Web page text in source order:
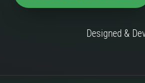
Designed &